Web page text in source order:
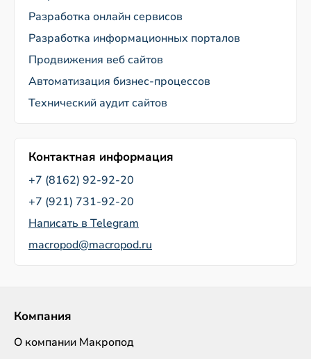
Разработка онлайн сервисов
Разработка информационных порталов
Продвижения веб сайтов
Автоматизация бизнес-процессов
Технический аудит сайтов
Контактная информация
+7 (8162) 92-92-20
+7 (921) 731-92-20
Написать в Telegram
macropod@macropod.ru
Компания
О компании Макропод